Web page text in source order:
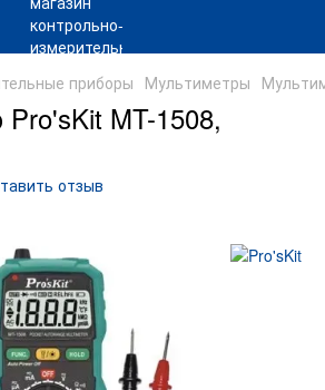
приборы Мультиметры
MT-1508,
отзыв